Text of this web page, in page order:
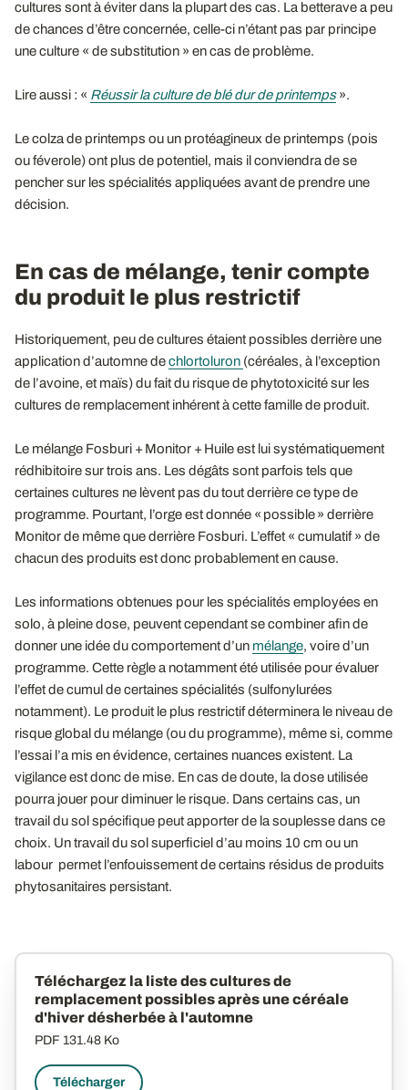
cultures sont à éviter dans la plupart des cas. La betterave a peu
de chances d’être concernée, celle-ci n’étant pas par principe
une culture « de substitution » en cas de problème.
Lire aussi : « Réussir la culture de blé dur de printemps».
Le colza de printemps ou un protéagineux de printemps (pois
ou féverole) ont plus de potentiel, mais il conviendra de se
pencher sur les spécialités appliquées avant de prendre une
décision.
En cas de mélange, tenir compte
du produit le plus restrictif
Historiquement, peu de cultures étaient possibles derrière une
application d’automne dechlortoluron (céréales, à l’exception
de l’avoine, et maïs) du fait du risque de phytotoxicité sur les
cultures de remplacement inhérent à cette famille de produit.
Le mélange Fosburi + Monitor + Huile est lui systématiquement
rédhibitoire sur trois ans. Les dégâts sont parfois tels que
certaines cultures ne lèvent pas du tout derrière ce type de
programme. Pourtant, l’orge est donnée « possible » derrière
Monitor de même que derrière Fosburi. L’effet « cumulatif » de
chacun des produits est donc probablement en cause.
Les informations obtenues pour les spécialités employées en
solo, à pleine dose, peuvent cependant se combiner afin de
donner une idée du comportement d’un mélange, voire d’un
programme. Cette règle a notamment été utilisée pour évaluer
l’effet de cumul de certaines spécialités (sulfonylurées
notamment). Le produit le plus restrictif déterminera le niveau de
risque global du mélange (ou du programme), même si, comme
l’essai l’a mis en évidence, certaines nuances existent. La
vigilance est donc de mise. En cas de doute, la dose utilisée
pourra jouer pour diminuer le risque. Dans certains cas, un
travail du sol spécifique peut apporter de la souplesse dans ce
choix. Un travail du sol superficiel d’au moins 10 cm ou un
labour permet l’enfouissement de certains résidus de produits
phytosanitaires persistant.
Téléchargez la liste des cultures de
remplacement possibles après une céréale
d'hiver désherbée à l'automne
PDF 131.48 Ko
Télécharger